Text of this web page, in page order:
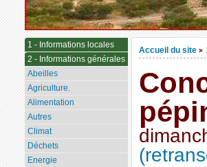
Accueil du site >
1 - Informations locales
2 - Informations générales
Abeilles
Agriculture.
Alimentation
Autres
Climat
Déchets
Energie